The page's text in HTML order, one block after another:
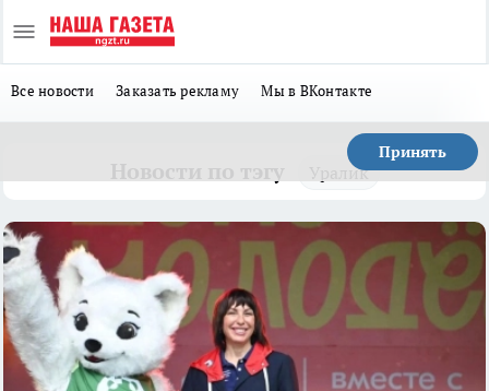
Все новости Заказать рекламу Мы в ВКонтакте
Принять
Уралик